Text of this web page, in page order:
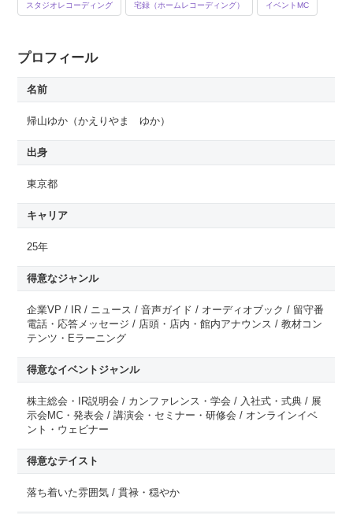
スタジオレコーディング 宅録（ホームレコーディング） イベントMC
プロフィール
名前
帰山ゆか （かえりやま ゆか）
出身
東京都
キャリア
25年
得意なジャンル
企業VP / IR / ニュース / 音声ガイド / オーディオブック / 留守番
電話・応答メッセージ / 店頭・店内・館内アナウンス / 教材コン
テンツ・Eラーニング
得意なイベントジャンル
株主総会・IR説明会 / カンファレンス・学会 / 入社式・式典 / 展
示会MC・発表会 / 講演会・セミナー・研修会 / オンラインイベ
ント・ウェビナー
得意なテイスト
落ち着いた雰囲気 / 貫禄・穏やか